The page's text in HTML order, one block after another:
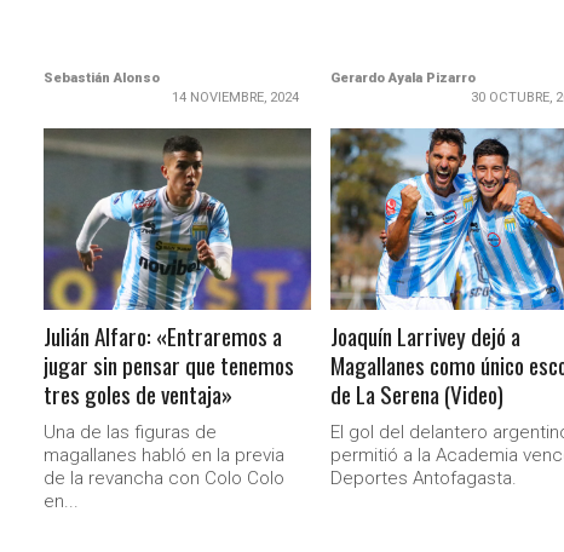
Sebastián Alonso
14 NOVIEMBRE, 2024
Gerardo Ayala Pizarro
30 OCTUBRE,
LEER MÁS
Julián Alfaro: «Entraremos a
jugar sin pensar que tenemos
tres goles de ventaja»
Una de las figuras de
magallanes habló en la previa
de la revancha con Colo Colo
en...
LEER MÁS
Joaquín Larrivey dejó a
Magallanes como único
de La Serena (Video)
El gol del delantero
permitió a la Academia
Deportes Antofagasta.